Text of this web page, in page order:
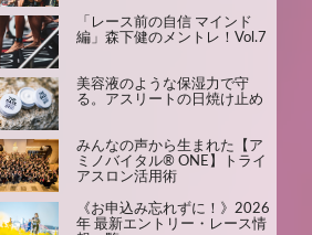
「レース前の自信 マインド
編」森下健のメントレ！Vol.7
美容液のような保湿力で守
る。アスリートの日焼け止め
みんなの声から生まれた【ア
ミノバイタル® ONE】トライ
アスロン活用術
《お申込み忘れずに！》2026
年 最新エントリー・レース情